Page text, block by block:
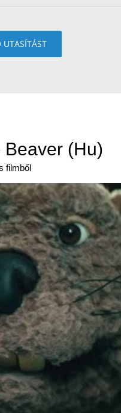
UTASÍTÁST
(Hu)
filmből